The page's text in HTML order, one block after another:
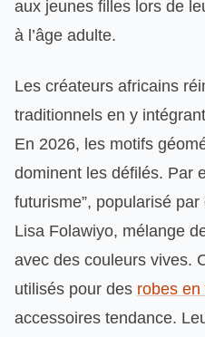
aux jeunes filles lors de
à l’âge adulte.
Les créateurs africains
traditionnels en y
En 2026, les motifs
dominent les défilés. Par
futurisme”, popularisé
Lisa Folawiyo, mélange
avec des couleurs vives.
utilisés pour des robes
accessoires tendance.